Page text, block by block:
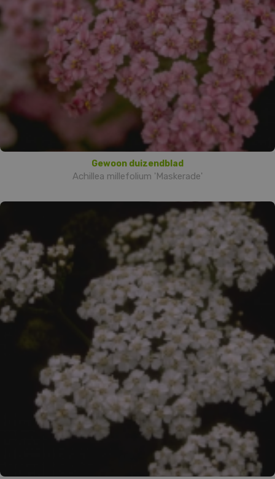
Gewoon duizendblad
Achillea millefolium 'Maskerade'